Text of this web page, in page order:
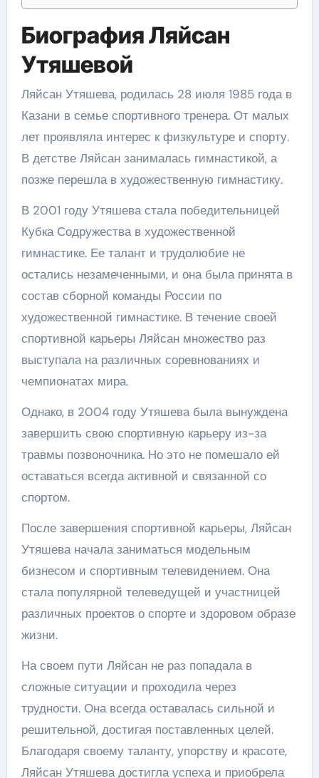
Биография Ляйсан
Утяшевой
Ляйсан Утяшева, родилась 28 июля 1985 года в
Казани в семье спортивного тренера. От малых
лет проявляла интерес к физкультуре и спорту.
В детстве Ляйсан занималась гимнастикой, а
позже перешла в художественную гимнастику.
В 2001 году Утяшева стала победительницей
Кубка Содружества в художественной
гимнастике. Ее талант и трудолюбие не
остались незамеченными, и она была принята в
состав сборной команды России по
художественной гимнастике. В течение своей
спортивной карьеры Ляйсан множество раз
выступала на различных соревнованиях и
чемпионатах мира.
Однако, в 2004 году Утяшева была вынуждена
завершить свою спортивную карьеру из-за
травмы позвоночника. Но это не помешало ей
оставаться всегда активной и связанной со
спортом.
После завершения спортивной карьеры, Ляйсан
Утяшева начала заниматься модельным
бизнесом и спортивным телевидением. Она
стала популярной телеведущей и участницей
различных проектов о спорте и здоровом образе
жизни.
На своем пути Ляйсан не раз попадала в
сложные ситуации и проходила через
трудности. Она всегда оставалась сильной и
решительной, достигая поставленных целей.
Благодаря своему таланту, упорству и красоте,
Ляйсан Утяшева достигла успеха и приобрела